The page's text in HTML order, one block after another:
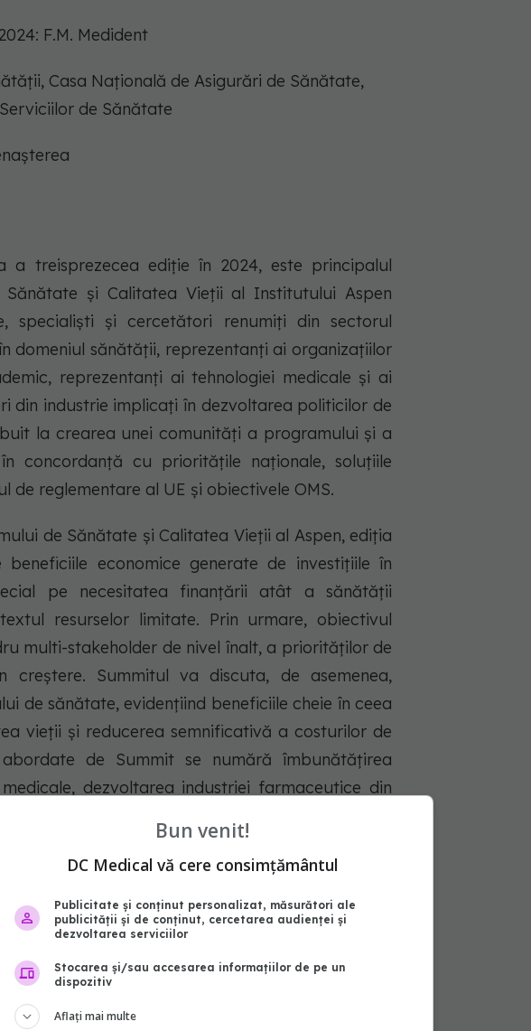
F.M. Medident
Casa Națională de Asigurări de Sănătate,
de Sănătate
a treisprezecea ediție în 2024, este principalul
și Calitatea Vieții al Institutului Aspen
specialiști și cercetători renumiți din sectorul
domeniul sănătății, reprezentanți ai organizațiilor
reprezentanți ai tehnologiei medicale și ai
din industrie implicați în dezvoltarea politicilor de
la crearea unei comunități a programului și a
concordanță cu prioritățile naționale, soluțiile
de reglementare al UE și obiectivele OMS.
de Sănătate și Calitatea Vieții al Aspen, ediția
economice generate de investițiile în
pe necesitatea finanțării atât a sănătății
resurselor limitate. Prin urmare, obiectivul
multi-stakeholder de nivel înalt, a priorităților de
Summitul va discuta, de asemenea,
de sănătate, evidențiind beneficiile cheie în ceea
vieții și reducerea semnificativă a costurilor de
de Summit se numără îmbunătățirea
dezvoltarea industriei farmaceutice din
pentru cercetarea clinică.
& Cafea
Bun venit!
DC Medical vă cere consimțământul
Publicitate și conținut personalizat, măsurători ale
publicității și de conținut, cercetarea audienței și
dezvoltarea serviciilor
Stocarea și/sau accesarea informațiilor de pe un
dispozitiv
Aflați mai multe